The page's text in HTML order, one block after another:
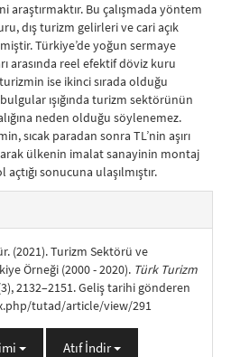
Bu çalışmada yöntem
dış turizm gelirleri ve cari açık
Türkiye’de yoğun sermaye
arasında reel efektif döviz kuru
ise ikinci sırada olduğu
ışığında turizm sektörünün
neden olduğu söylenemez.
sıcak paradan sonra TL’nin aşırı
ülkenin imalat sanayinin montaj
sonucuna ulaşılmıştır.
(2021). Turizm Sektörü ve
Örneği (2000 - 2020). Türk Turizm
2132–2151. Geliş tarihi gönderen
tutad/article/view/291
Atıf İndir